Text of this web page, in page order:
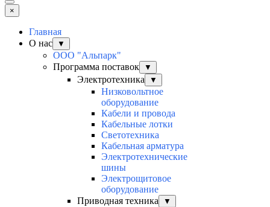
×
Главная
О нас
▼
ООО "Альпарк"
Программа поставок
▼
Электротехника ▼
Низковольтное
оборудование
Кабели и провода
Кабельные лотки
Светотехника
Кабельная арматура
Электротехнические
шины
Электрощитовое
оборудование
Приводная техника
▼